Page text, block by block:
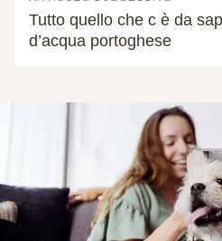
Tutto quello che c è da
d’acqua portoghese